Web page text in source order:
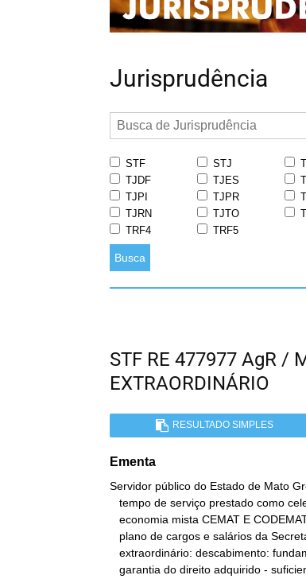
Jurisprudência
STF STJ
TJDF
TJES
TJPI
TJPR
TJRN
TJTO
TRF4
TRF5
Busca
STF RE 477977 AgR /
EXTRAORDINÁRIO
RESULTADO SIMPLES
Ementa
Servidor público do Estado de Mato